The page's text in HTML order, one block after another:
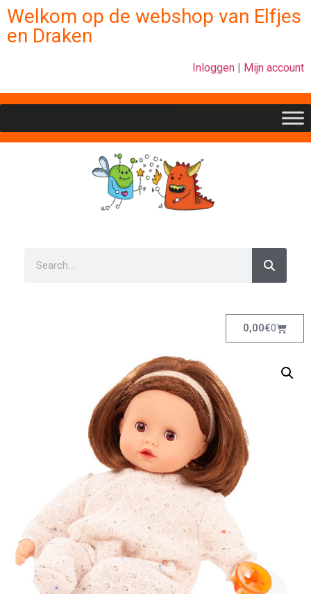
Welkom op de webshop van Elfjes
en Draken
Inloggen | Mijn account
0,00€0